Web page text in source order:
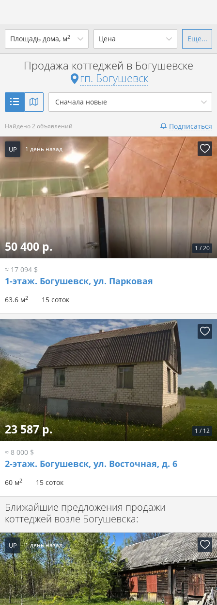
Площадь дома, м2
до
Показать 2 объявления
Цена
от до
р. за всё
Показать 2 объявления
Еще...
Продажа коттеджей в Богушевске
гп. Богушевск
Сначала новые
Найдено 2 объявлений Подписаться
UP 1 день назад
1 /20
50 400 р.
≈ 17 094 $
1-этаж. Богушевск, ул. Парковая
63.6 м2 15 соток
1 / 12
23 587 р.
≈ 8 000 $
2-этаж. Богушевск, ул. Восточная, д. 6
60 м2 15 соток
Ближайшие предложения продажи
коттеджей возле Богушевска:
UP 1 день назад
Ваш город -гп. Богушевск?
Выбрать город